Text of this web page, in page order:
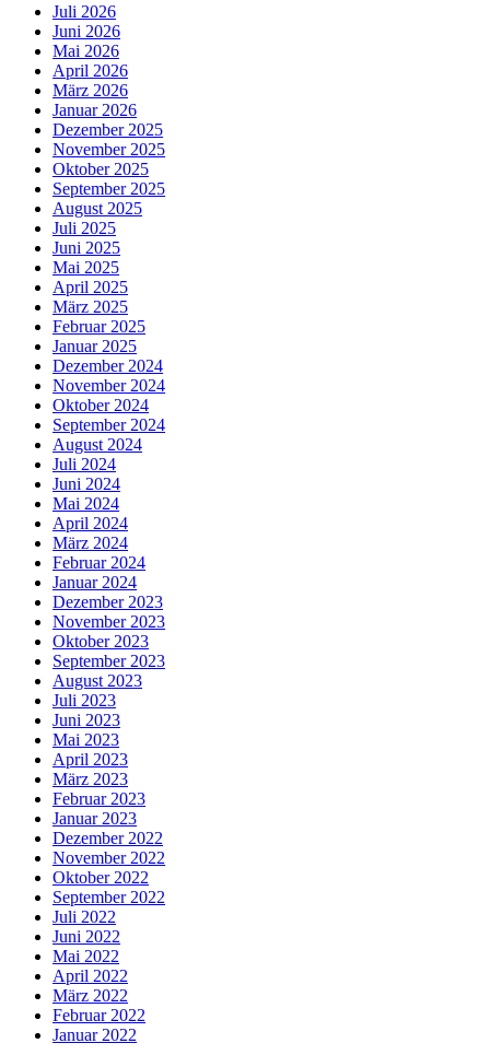
Juli 2026
Juni 2026
Mai 2026
April 2026
März 2026
Januar 2026
Dezember 2025
November 2025
Oktober 2025
September 2025
August 2025
Juli 2025
Juni 2025
Mai 2025
April 2025
März 2025
Februar 2025
Januar 2025
Dezember 2024
November 2024
Oktober 2024
September 2024
August 2024
Juli 2024
Juni 2024
Mai 2024
April 2024
März 2024
Februar 2024
Januar 2024
Dezember 2023
November 2023
Oktober 2023
September 2023
August 2023
Juli 2023
Juni 2023
Mai 2023
April 2023
März 2023
Februar 2023
Januar 2023
Dezember 2022
November 2022
Oktober 2022
September 2022
Juli 2022
Juni 2022
Mai 2022
April 2022
März 2022
Februar 2022
Januar 2022